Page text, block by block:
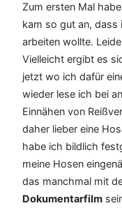
Zum ersten Mal
kam so gut an, dass
arbeiten wollte.
Vielleicht ergibt es
jetzt wo ich dafür
wieder lese ich bei
Einnähen von
daher lieber eine
habe ich bildlich
meine Hosen
das manchmal mit
Dokumentarfilm